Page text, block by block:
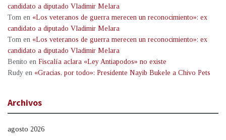
candidato a diputado Vladimir Melara
Tom en «Los veteranos de guerra merecen un reconocimiento»: ex
candidato a diputado Vladimir Melara
Tom en «Los veteranos de guerra merecen un reconocimiento»: ex
candidato a diputado Vladimir Melara
Benito en Fiscalía aclara «Ley Antiapodos» no existe
Rudy en «Gracias, por todo»: Presidente Nayib Bukele a Chivo Pets
Archivos
agosto 2026